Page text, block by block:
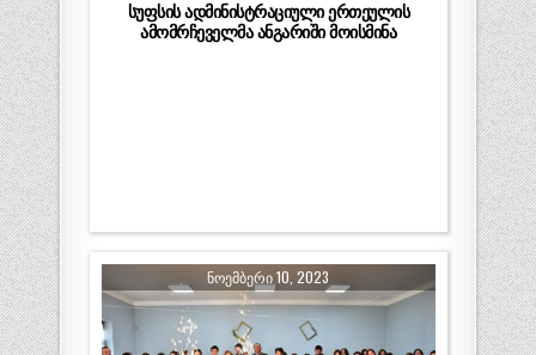
სუფსის ადმინისტრაციული ერთეულის
ამომრჩეველმა ანგარიში მოისმინა
ᲜᲝᲔᲛᲑᲔᲠᲘ 10, 2023